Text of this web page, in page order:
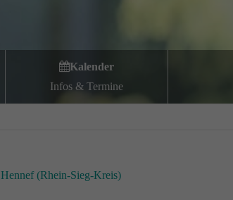
Kalender
Infos & Termine
Hennef (Rhein-Sieg-Kreis)